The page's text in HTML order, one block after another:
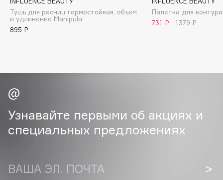
Collagenina
Consly
Corimo
Crescina
Cunzite
Curaprox
D
DABO
Тушь для ресниц термостойкая, объем
и удлинение Manipula
895 ₽
Палетка для
731 ₽
1379 ₽
Узнавайте первыми об акциях и
специальных предложениях
ВАША ЭЛ. ПОЧТА